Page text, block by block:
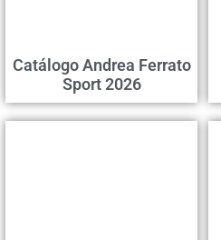
Catálogo Andrea Ferrato
Sport 2026